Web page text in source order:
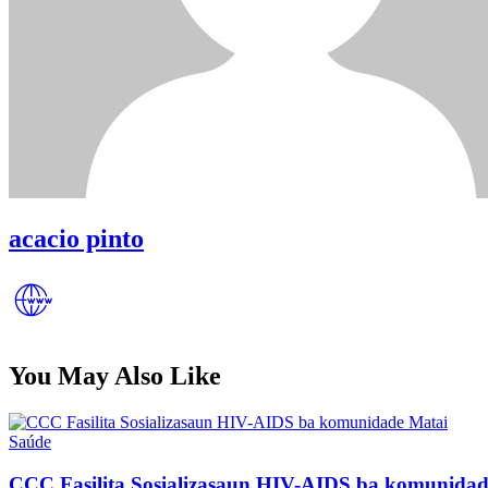
acacio pinto
You May Also Like
Posted
Saúde